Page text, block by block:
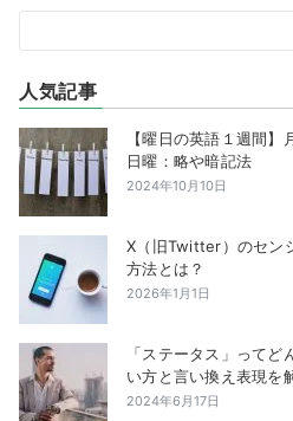
人気記事
【曜日の英語１週間
日曜：略や暗記法
2024年10月10日
X（旧Twitter）のセン
方法とは？
2026年1月1日
「ステータス」って
い方と言い換え表現を
2024年6月17日